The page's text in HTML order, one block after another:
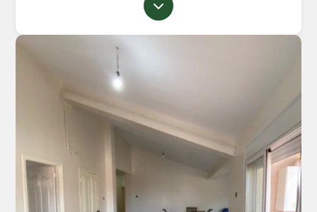
commerces 🛣️ Accès rapide et facile à l’autoroute
🌟 Un bien idéal pour ceux qui recherchent la
tranquillité, le confort et un espace de vie agréable
pour se détendre et profiter pleinement de chaque
moment. 📞 Pour plus d’informations ou pour
organiser une visite, contactez-nous par téléphone.
Bienvenue chez Immolink, votre partenaire
immobilier de confiance 🤝✨